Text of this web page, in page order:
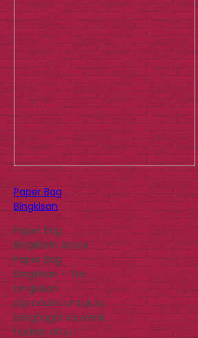
Paper Bag
Bingkisan
Paper Bag
Bingkisan Acara
Paper Bag
Bingkisan – Tas
bingkisan
diproduksi untuk isi
bergbagai souvenir,
hadiah atau